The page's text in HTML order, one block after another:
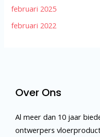
februari 2025
februari 2022
Over Ons
Al meer dan 10 jaar
ontwerpers